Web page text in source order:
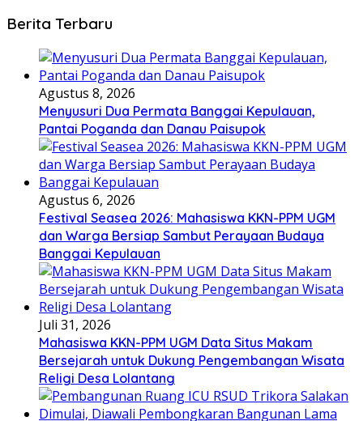
Berita Terbaru
Agustus 8, 2026
Menyusuri Dua Permata Banggai Kepulauan,
Pantai Poganda dan Danau Paisupok
Agustus 6, 2026
Festival Seasea 2026: Mahasiswa KKN-PPM UGM
dan Warga Bersiap Sambut Perayaan Budaya
Banggai Kepulauan
Juli 31, 2026
Mahasiswa KKN-PPM UGM Data Situs Makam
Bersejarah untuk Dukung Pengembangan Wisata
Religi Desa Lolantang